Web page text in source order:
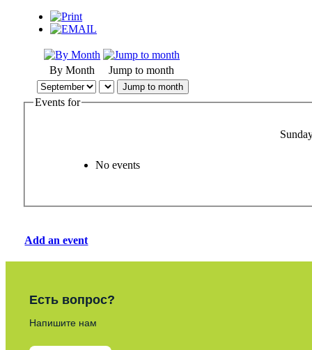
By Month Jump to month
Jump to month
Events for
No events
Add an event
Есть вопрос?
Напишите нам